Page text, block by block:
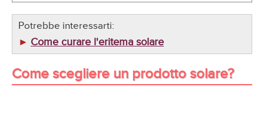
Potrebbe interessarti:
► Come curare l'eritema solare
Come scegliere un prodotto solare?